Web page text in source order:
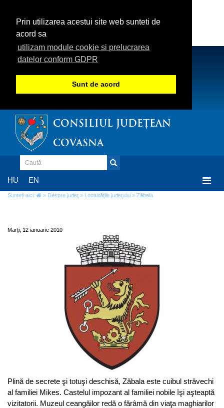
Prin utilizarea acestui site web sunteti de
acord sa
utilizam module cookie si prelucrarea
datelor conform GDPR
Sunt de acord
CONSILIUL JUDEȚEAN
COVASNA
HU EN
Sunteți aici: » Despre judeţ » Localităţile judeţului » Zăbala
Marți, 12 ianuarie 2010
Plină de secrete şi totuşi deschisă, Zăbala este cuibul străvechi
al familiei Mikes. Castelul impozant al familiei nobile îşi aşteaptă
vizitatorii. Muzeul ceangăilor redă o fărâmă din viaţa maghiarilor